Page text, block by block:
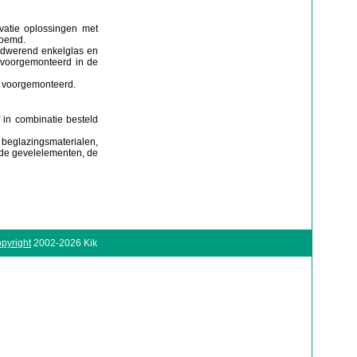
oplossingen met
enkelglas en
in de
combinatie besteld
gevelelementen, de
2002-2026 Kik